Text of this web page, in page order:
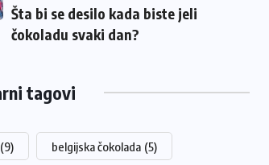
Šta bi se desilo kada biste jeli
čokoladu svaki dan?
tagovi
(9) belgijska čokolada (5)